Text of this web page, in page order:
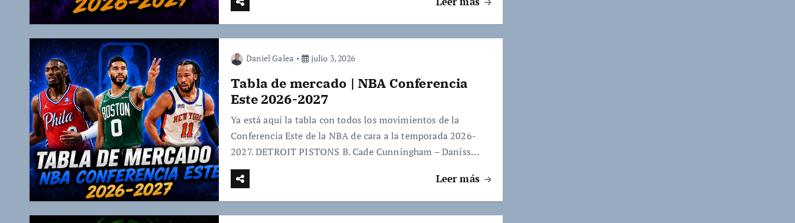
Daniel Galea julio 3, 2026
Tabla de mercado | NBA Conferencia
Este 2026-2027
Ya está aquí la tabla con todos los movimientos de la
Conferencia Este de la NBA de cara a la temporada 2026-
2027. DETROIT PISTONS B. Cade Cunningham – Daniss…
Leer más